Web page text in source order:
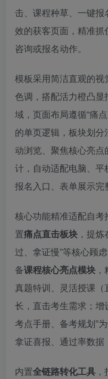
击、课程种草、一键
效的获客页面，精准
咨询或报名动作。
模板采用简洁直观的
色调，搭配活力橙凸
域，页面布局遵循“痛
的单页逻辑，板块划
动浏览、聚焦核心亮
计，自动适配电脑、
报名入口、表单展示完
核心功能精准适配自
置痛点直击板块 ，提
过、拿证慢”等核心顾
备课程核心亮点模块
真题特训、灵活授课
长，直击考生需求；增
考点手册、备考规划”
拿证喜报、通过率数据
内置全链路转化工具